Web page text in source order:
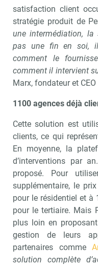
satisfaction client
stratégie produit de
une intermédiation,
pas une fin en soi,
comment le
comment il intervient
Marx, fondateur et
1100 agences déjà
Cette solution est
clients, ce qui
En moyenne, la
d’interventions par
proposé. Pour
supplémentaire, le
pour le résidentiel et à
pour le tertiaire. Mais
plus loin en
gestion de leurs
partenaires comme
solution complète